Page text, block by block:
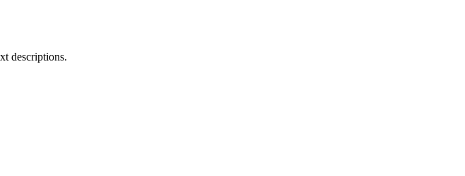
descriptions.